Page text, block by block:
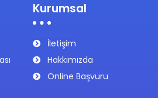
Kurumsal
İletişim
Hakkımızda
Online Başvuru